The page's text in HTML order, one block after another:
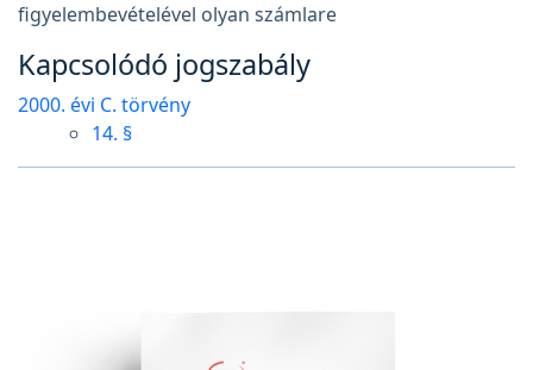
figyelembevételével olyan számlare
Kapcsolódó jogszabály
2000. évi C. törvény
14. §